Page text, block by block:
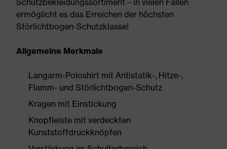
Schutzbekleidungssortiment – in vielen Fällen
ermöglicht es das Erreichen der höchsten
Störlichtbogen-Schutzklasse!
Allgemeine Merkmale
Langarm-Poloshirt mit Antistatik-, Hitze-,
Flamm- und Störlichtbogen-Schutz
Kragen mit Einstickung
Knopfleiste mit verdeckten
Kunststoffdruckknöpfen